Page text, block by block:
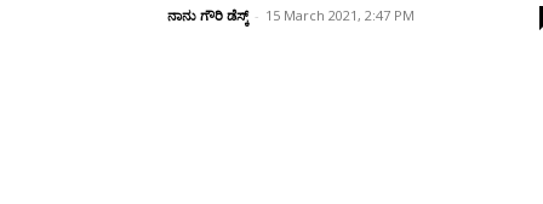
ನಾನು ಗೌರಿ ಡೆಸ್ಕ್ - 15 March 2021, 2:47 PM